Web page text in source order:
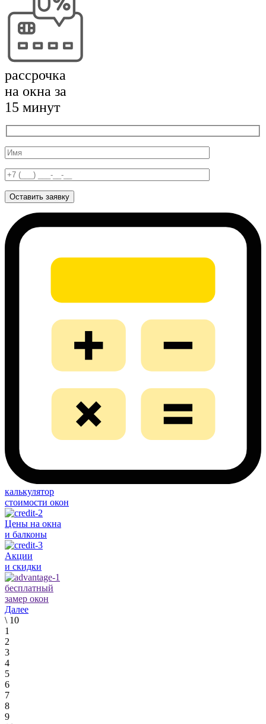
рассрочка
на окна за
15 минут
Оставить заявку
калькулятор
стоимости окон
Цены на окна
и балконы
Акции
и скидки
бесплатный
замер окон
Далее
\ 10
1
2
3
4
5
6
7
8
9